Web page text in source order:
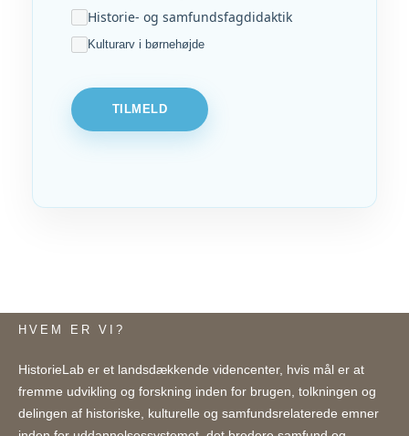
Historie- og samfundsfagdidaktik
Kulturarv i børnehøjde
TILMELD
HVEM ER VI?
HistorieLab er et landsdækkende videncenter, hvis mål er at
fremme udvikling og forskning inden for brugen, tolkningen og
delingen af historiske, kulturelle og samfundsrelaterede emner